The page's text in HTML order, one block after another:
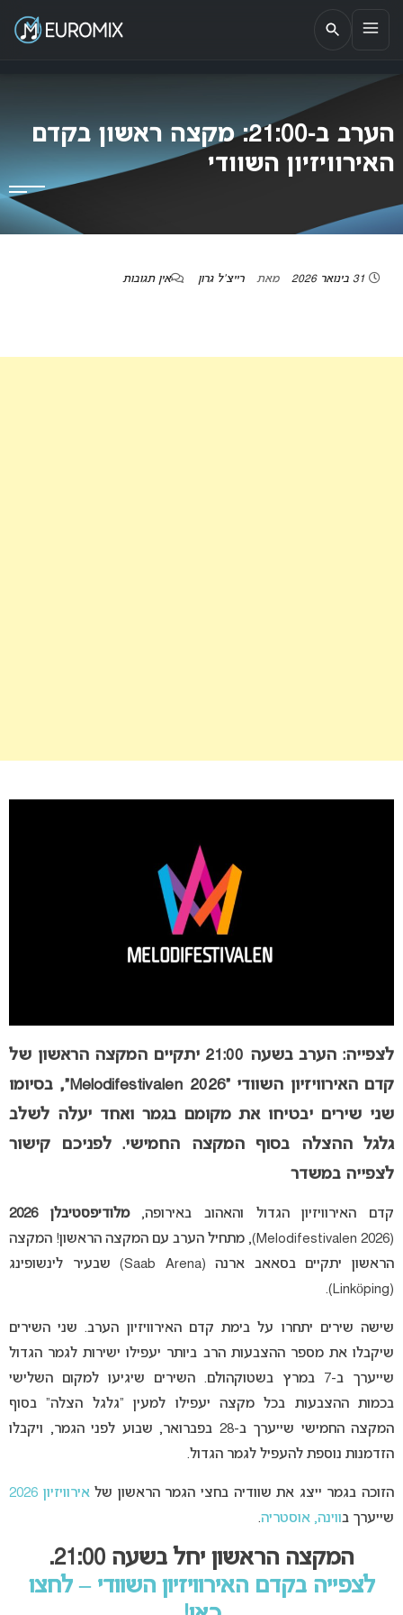
EUROMIX
אתר הבית של האירוויזיון בישראל
הערב ב-21:00: מקצה ראשון בקדם
האירוויזיון השוודי
מאת רייצ'ל גרון אין תגובות
לצפייה: הערב בשעה 21:00 יתקיים המקצה הראשון של
קדם האירוויזיון השוודי “Melodifestivalen 2026”, בסיומו
שני שירים יבטיחו את מקומם בגמר ואחד יעלה לשלב
גלגל ההצלה בסוף המקצה החמישי. לפניכם קישור
לצפייה במשדר
קדם האירוויזיון הגדול והאהוב באירופה,מלודיפסטיבלן 2026
(Melodifestivalen 2026), מתחיל הערב עם המקצה הראשון! המקצה
הראשון יתקיים בסאאב ארנה (Saab Arena) שבעיר לינשופינג
(Linköping).
שישה שירים יתחרו על בימת קדם האירוויזיון הערב. שני השירים
שיקבלו את מספר ההצבעות הרב ביותר יעפילו ישירות לגמר הגדול
שייערך ב-7 במרץ בשטוקהולם. השירים שיגיעו למקום השלישי
בכמות ההצבעות בכל מקצה יעפילו למעין “גלגל הצלה” בסוף
המקצה החמישי שייערך ב-28 בפברואר, שבוע לפני הגמר, ויקבלו
הזדמנות נוספת להעפיל לגמר הגדול.
הזוכה בגמר ייצג את שוודיה בחצי הגמר הראשון שלאירוויזיון 2026
שייערך בווינה, אוסטריה.
המקצה הראשון יחל בשעה 21:00.
לצפייה בקדם האירוויזיון השוודי – לחצו